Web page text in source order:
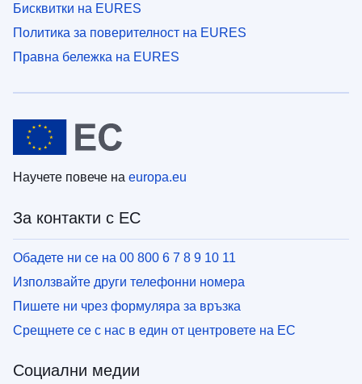
Бисквитки на EURES
Политика за поверителност на EURES
Правна бележка на EURES
Научете повече на europa.eu
За контакти с ЕС
Обадете ни се на 00 800 6 7 8 9 10 11
Използвайте други телефонни номера
Пишете ни чрез формуляра за връзка
Срещнете се с нас в един от центровете на ЕС
Социални медии